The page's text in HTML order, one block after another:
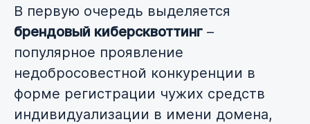
В первую очередь выделяется
брендовый киберсквоттинг –
популярное проявление
недобросовестной конкуренции в
форме регистрации чужих средств
индивидуализации в имени домена,